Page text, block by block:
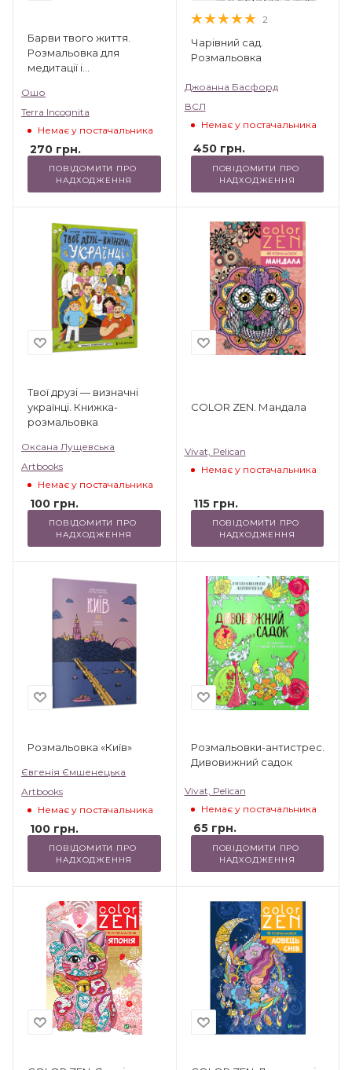
Барви твого життя.
Розмальовка для
медитації і
Ошо
Terra Incognita
Немає у постачальника
270 грн.
ПОВІДОМИТИ ПРО
НАДХОДЖЕННЯ
2
Чарівний сад.
Розмальовка
Джоанна Басфорд
ВСЛ
Немає у постачальника
450грн.
ПОВІДОМИТИ ПРО
НАДХОДЖЕННЯ
Твої друзі — визначні
українці. Книжка-
розмальовка
Оксана Лущевська
Artbooks
Немає у постачальника
100 грн.
ПОВІДОМИТИ ПРО
НАДХОДЖЕННЯ
COLOR ZEN. Мандала
Vivat, Pelican
Немає у постачальника
115грн.
ПОВІДОМИТИ ПРО
НАДХОДЖЕННЯ
Розмальовка «Київ»
Євгенія Ємшенецька
Artbooks
Немає у постачальника
100 грн.
ПОВІДОМИТИ ПРО
НАДХОДЖЕННЯ
Розмальовки-антистрес.
Дивовижний садок
Vivat, Pelican
Немає у постачальника
65грн.
ПОВІДОМИТИ ПРО
НАДХОДЖЕННЯ